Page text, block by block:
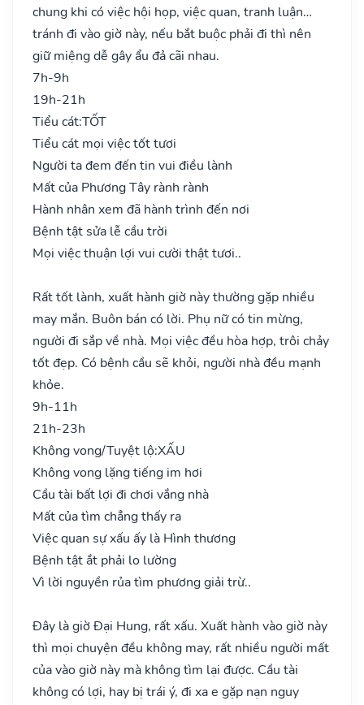
chung khi có việc hội họp, việc quan, tranh luận…
tránh đi vào giờ này, nếu bắt buộc phải đi thì nên
giữ miệng dễ gây ẩu đả cãi nhau.
7h-9h
19h-21h
Tiểu cát:TỐT
Tiểu cát mọi việc tốt tươi
Người ta đem đến tin vui điều lành
Mất của Phương Tây rành rành
Hành nhân xem đã hành trình đến nơi
Bệnh tật sửa lễ cầu trời
Mọi việc thuận lợi vui cười thật tươi..
Rất tốt lành, xuất hành giờ này thường gặp nhiều
may mắn. Buôn bán có lời. Phụ nữ có tin mừng,
người đi sắp về nhà. Mọi việc đều hòa hợp, trôi chảy
tốt đẹp. Có bệnh cầu sẽ khỏi, người nhà đều mạnh
khỏe.
9h-11h
21h-23h
Không vong/Tuyệt lộ:XẤU
Không vong lặng tiếng im hơi
Cầu tài bất lợi đi chơi vắng nhà
Mất của tìm chẳng thấy ra
Việc quan sự xấu ấy là Hình thương
Bệnh tật ắt phải lo lường
Vì lời nguyền rủa tìm phương giải trừ..
Đây là giờ Đại Hung, rất xấu. Xuất hành vào giờ này
thì mọi chuyện đều không may, rất nhiều người mất
của vào giờ này mà không tìm lại được. Cầu tài
không có lợi, hay bị trái ý, đi xa e gặp nạn nguy